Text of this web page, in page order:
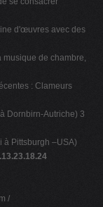
d'œuvres avec des
musique de chambre,
: Clameurs
Dornbirn-Autriche) 3
à Pittsburgh –USA)
/